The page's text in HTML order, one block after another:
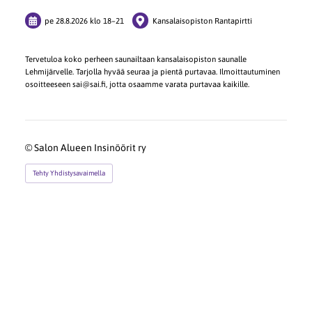
pe 28.8.2026 klo 18–21 Kansalaisopiston Rantapirtti
Tervetuloa koko perheen saunailtaan kansalaisopiston saunalle
Lehmijärvelle. Tarjolla hyvää seuraa ja pientä purtavaa. Ilmoittautuminen
osoitteeseen sai@sai.fi, jotta osaamme varata purtavaa kaikille.
©Salon Alueen Insinöörit ry
Tehty Yhdistysavaimella